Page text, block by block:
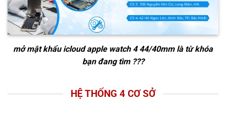
mở mật khẩu icloud apple watch 4 44/40mmlà từ khóa
bạn đang tìm ???
HỆ THỐNG 4 CƠ SỞ